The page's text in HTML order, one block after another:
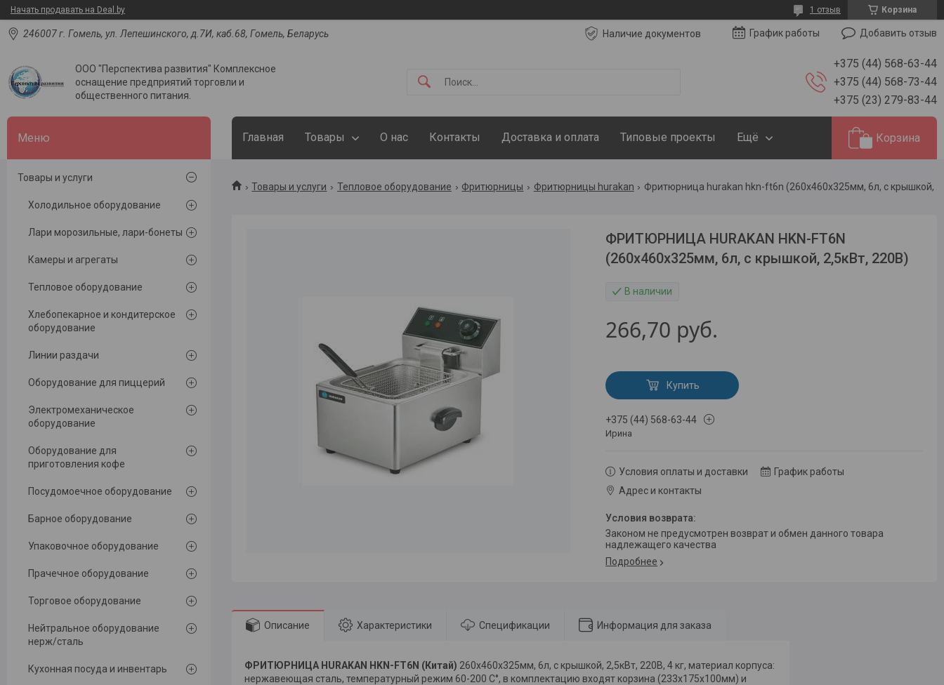
Начать продавать на Deal.by Корзина
1 отзыв
246007 г. Гомель, ул. Лепешинского, д.7И, каб.68, Гомель, Беларусь Наличие документов График работы Добавить отзыв
ООО "Перспектива развития" Комплексное
оснащение предприятий торговли и
общественного питания.
+375 (44) 568-63-44
+375 (44) 568-73-44
+375 (23) 279-83-44
Главная Товары О нас Контакты Доставка и оплата Типовые проекты Ещё Корзина
Товары и услуги Тепловое оборудование Фритюрницы Фритюрницы hurakan
ФРИТЮРНИЦА HURAKAN HKN-FT6N
(260x460x325мм, 6л, с крышкой, 2,5кВт, 220В)
В наличии
266,70 руб.
Купить
+375 (44) 568-63-44
Ирина
Условия оплаты и доставки
График работы
Адрес и контакты
Законом не предусмотрен возврат и обмен данного товара
надлежащего качества
Подробнее
Описание Характеристики Спецификации Информация для заказа
ФРИТЮРНИЦА HURAKAN HKN-FT6N (Китай) 260x460x325мм, 6л, с крышкой, 2,5кВт, 220В, 4 кг, материал корпуса:
нержавеющая сталь, температурный режим 60-200 С°, в комплектацию входят корзина (233x175x100мм) и
Товары и услуги
Холодильное оборудование
Лари морозильные, лари-бонеты
Камеры и агрегаты
Тепловое оборудование
Хлебопекарное и кондитерское
оборудование
Линии раздачи
Оборудование для пиццерий
Электромеханическое
оборудование
Оборудование для
приготовления кофе
Посудомоечное оборудование
Барное оборудование
Упаковочное оборудование
Прачечное оборудование
Торговое оборудование
Нейтральное оборудование
нерж/сталь
Кухонная посуда и инвентарь